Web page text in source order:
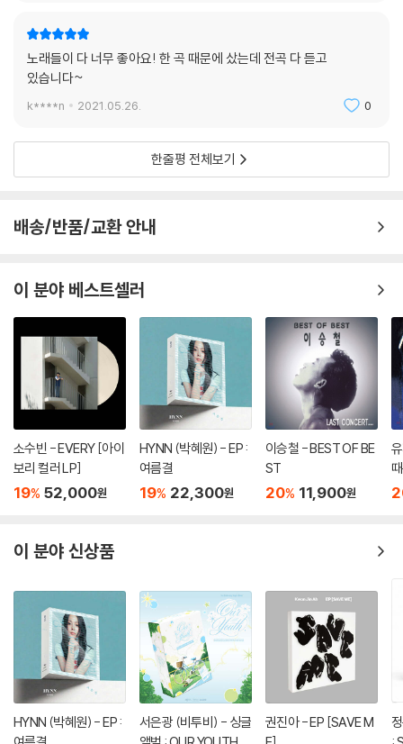
했다.
Composed by 윤석철
Arranged by 윤석철
Drums 김영진
랜선 속에서 재즈 트리오의 연주를 듣고 감동을 받아 같이 연주 해보고 싶
Lyrics by 윤석철
Composed by 윤석철
Arranged by 윤석철
Piano, Synthesizer 윤석철
Drums 김영진
Bass 정상이
Brass Arranged by 윤석철
Alto, Baritone Saxophone 박기훈
Tenor Saxophone 송하철
Trumpet 홍태훈 박준규
다들 옷장에 곰팡이 하나 정도는 키우고 계시죠. 이 참에 옷장 정리 한번 할
까요?
Lyrics by 윤석철
Composed by 윤석철 Kona
Arranged by 윤석철 Kona
Synthesizer 윤석철
노래들이 다 너무 좋아요! 한 곡 때문에 샀는데 전곡 다 듣고
있습니다~
k****n 2021.05.26. 0
한줄평 전체보기
배송/반품/교환 안내
이 분야 베스트셀러
소수빈 - EVERY [아이
보리 컬러 LP]
19% 52,000원
HYNN (박혜원) - EP :
여름결
19% 22,300원
이승철 - BEST OF BE
ST
20% 11,900원
이 분야 신상품
HYNN (박혜원) - EP :
서은광 (비투비) - 싱글
권진아 - EP [SAVE M